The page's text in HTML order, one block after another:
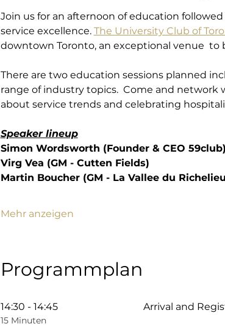
Join us for an afternoon of education
service excellence. The University Club of
downtown Toronto, an exceptional venue
There are two education sessions planned
range of industry topics.  Come and network
about service trends and celebrating
Speaker lineup
Simon Wordsworth (Founder & CEO 59club)
Virg Vea (GM - Cutten Fields)
Martin Boucher (GM - La Vallee du
Mehr anzeigen
Programmplan
14:30 - 14:45
15 Minuten
Arrival and